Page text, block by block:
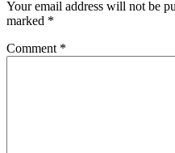
Your email address will not be
marked *
Comment *